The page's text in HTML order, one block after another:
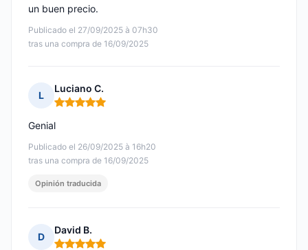
Publicado el 27/09/2025 à 07h30
tras una compra de 16/09/2025
un buen precio.
L
Luciano C.
Nota: 5 de 5
Publicado el 26/09/2025 à 16h20
tras una compra de 16/09/2025
Genial
Opinión traducida
D
David B.